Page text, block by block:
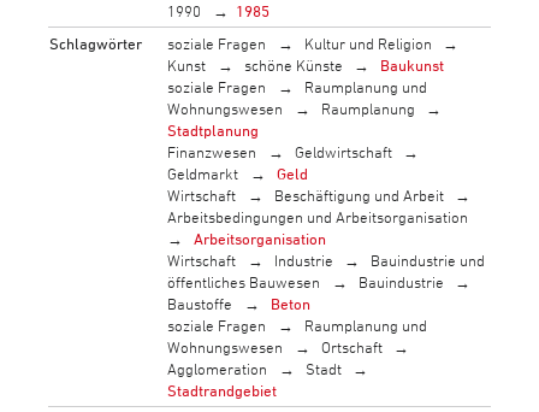
1990
1985
Schlagwörter
soziale Fragen
Kultur und Religion
Kunst
schöne Künste
Baukunst
soziale Fragen
Raumplanung und
Wohnungswesen
Raumplanung
Stadtplanung
Finanzwesen
Geldwirtschaft
Geldmarkt
Geld
Wirtschaft
Beschäftigung und Arbeit
Arbeitsbedingungen und Arbeitsorganisation
Arbeitsorganisation
Wirtschaft
Industrie
Bauindustrie und
öffentliches Bauwesen
Bauindustrie
Baustoffe
Beton
soziale Fragen
Raumplanung und
Wohnungswesen
Ortschaft
Agglomeration
Stadt
Stadtrandgebiet